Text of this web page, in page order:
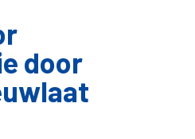
door